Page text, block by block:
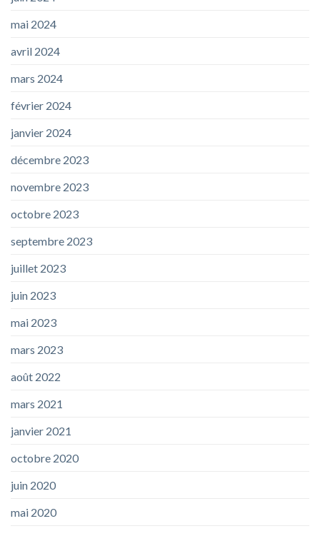
mai 2024
avril 2024
mars 2024
février 2024
janvier 2024
décembre 2023
novembre 2023
octobre 2023
septembre 2023
juillet 2023
juin 2023
mai 2023
mars 2023
août 2022
mars 2021
janvier 2021
octobre 2020
juin 2020
mai 2020